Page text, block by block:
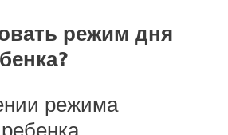
режим дня
режима